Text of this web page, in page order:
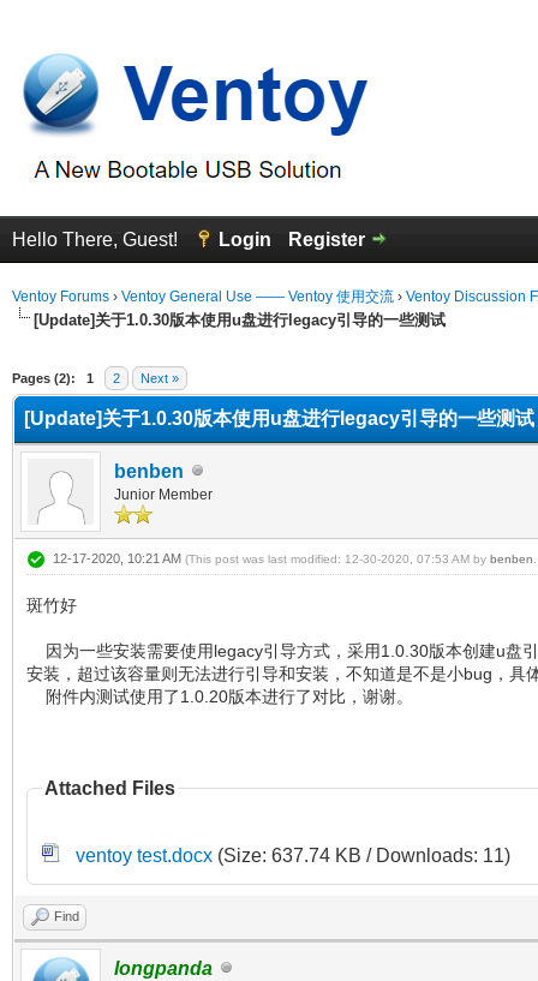
Hello There, Guest! Login Register
Ventoy Forums › Ventoy General Use —— Ventoy 使用交流 › Ventoy Discussion
[Update]关于1.0.30版本使用u盘进行legacy引导的一些测试
Pages (2): 1 2 Next »
[Update]关于1.0.30版本使用u盘进行legacy引导的一些测试
benben
Junior Member
12-17-2020, 10:21 AM (This post was last modified: 12-30-2020, 07:53 AM by benben
斑竹好
因为一些安装需要使用legacy引导方式，采用1.0.30版本创建u盘
安装，超过该容量则无法进行引导和安装，不知道是不是小bug，具
附件内测试使用了1.0.20版本进行了对比，谢谢。
Attached Files
ventoy test.docx (Size: 637.74 KB / Downloads: 11)
Find
longpanda